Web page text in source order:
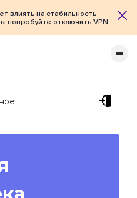
влиять на стабильность
попробуйте отключить VPN.